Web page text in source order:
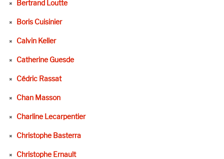
Bertrand Loutte
Boris Cuisinier
Calvin Keller
Catherine Guesde
Cédric Rassat
Chan Masson
Charline Lecarpentier
Christophe Basterra
Christophe Ernault